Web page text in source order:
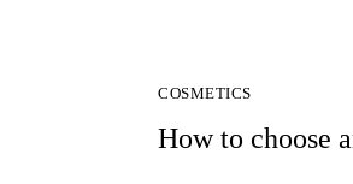
COSMETICS
How to choose